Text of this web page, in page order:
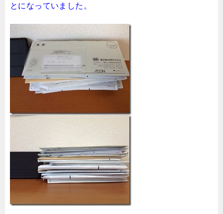
とになっていました。